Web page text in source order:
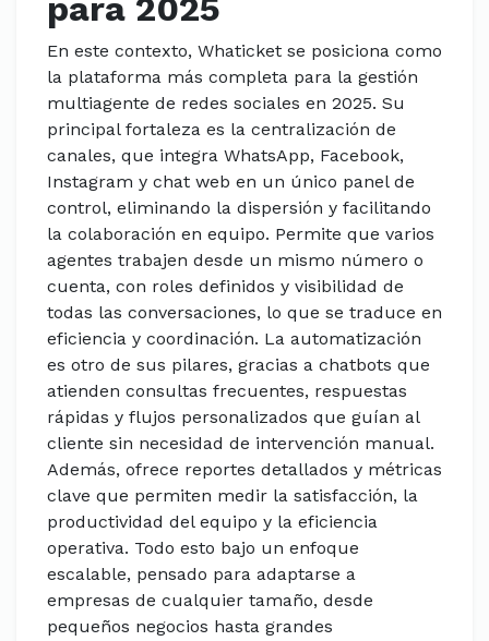
para 2025
En este contexto, Whaticket se posiciona como
la plataforma más completa para la gestión
multiagente de redes sociales en 2025. Su
principal fortaleza es la centralización de
canales, que integra WhatsApp, Facebook,
Instagram y chat web en un único panel de
control, eliminando la dispersión y facilitando
la colaboración en equipo. Permite que varios
agentes trabajen desde un mismo número o
cuenta, con roles definidos y visibilidad de
todas las conversaciones, lo que se traduce en
eficiencia y coordinación. La automatización
es otro de sus pilares, gracias a chatbots que
atienden consultas frecuentes, respuestas
rápidas y flujos personalizados que guían al
cliente sin necesidad de intervención manual.
Además, ofrece reportes detallados y métricas
clave que permiten medir la satisfacción, la
productividad del equipo y la eficiencia
operativa. Todo esto bajo un enfoque
escalable, pensado para adaptarse a
empresas de cualquier tamaño, desde
pequeños negocios hasta grandes